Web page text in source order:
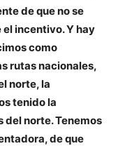
de que no se
el incentivo. Y hay
como
rutas nacionales,
norte, la
tenido la
norte. Tenemos
de que